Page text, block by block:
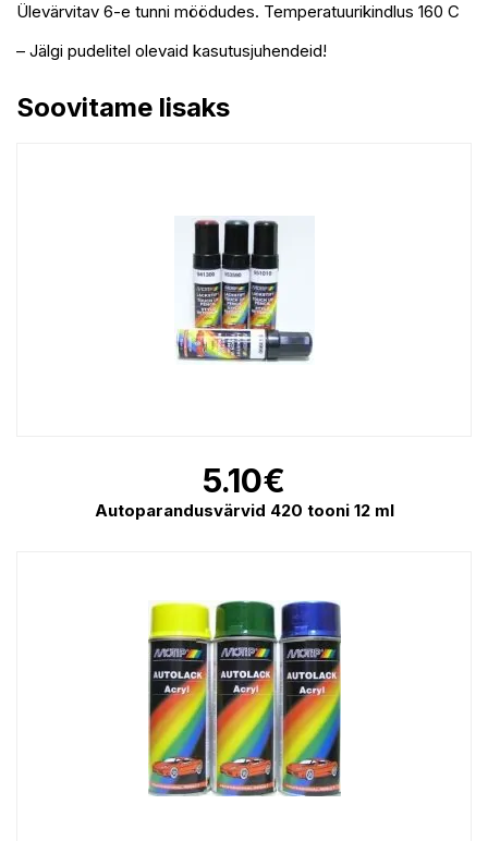
Ülevärvitav 6-e tunni möödudes. Temperatuurikindlus 160 C
– Jälgi pudelitel olevaid kasutusjuhendeid!
Soovitame lisaks
5.10€
Autoparandusvärvid 420 tooni 12 ml